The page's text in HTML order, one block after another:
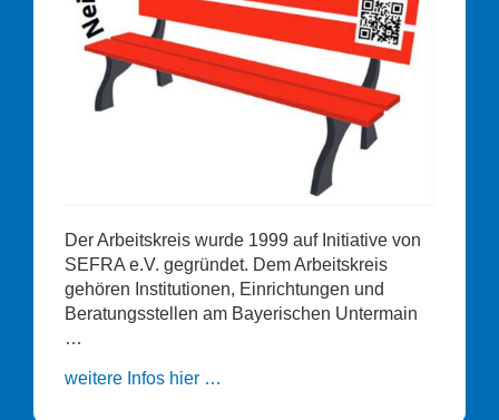
Der Arbeitskreis wurde 1999 auf Initiative von
SEFRA e.V. gegründet. Dem Arbeitskreis
gehören Institutionen, Einrichtungen und
Beratungsstellen am Bayerischen Untermain
…
weitere Infos hier …